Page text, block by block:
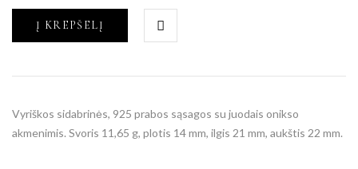
Į KREPŠELĮ
Vyriškos sidabrinės, 925 prabos sąsagos su juodais onikso
akmenimis. Svoris 11,65 g, plotis 14 mm, ilgis 21 mm, aukštis 22 mm.